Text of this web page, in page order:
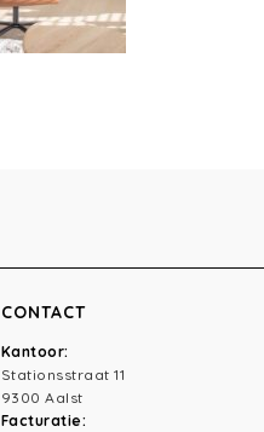
CONTACT
Kantoor:
Stationsstraat 11
9300 Aalst
Facturatie: